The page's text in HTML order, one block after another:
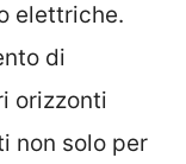
elettriche.
di
orizzonti
non solo per